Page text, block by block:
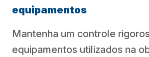
equipamentos
Mantenha um controle
equipamentos utilizados na